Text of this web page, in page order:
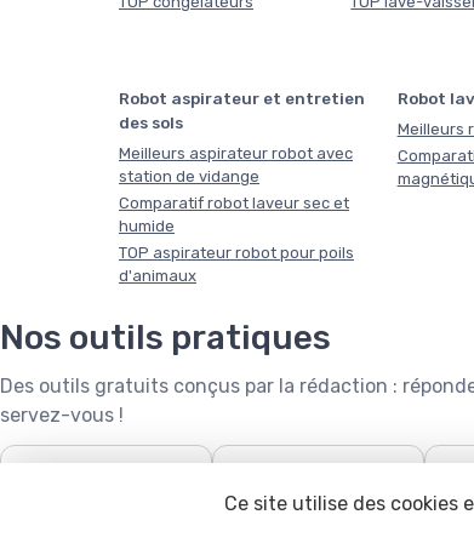
Robot aspirateur et entretien
des sols
Meilleurs aspirateur robot avec
station de vidange
Comparatif robot laveur sec et
humide
TOP aspirateur robot pour poils
d'animaux
Robot
Meilleurs
Nos outils pratiques
Des outils gratuits conçus par la rédaction :
servez-vous !
Capacité de lave-linge
Ce site utilise des cookies